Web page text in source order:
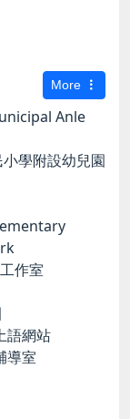
More
Anle
學附設幼兒園
作室
語網站
導室